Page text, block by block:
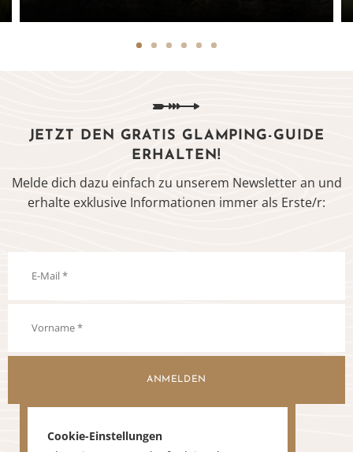
JETZT DEN GRATIS GLAMPING-GUIDE
ERHALTEN!
Melde dich dazu einfach zu unserem Newsletter an und
erhalte exklusive Informationen immer als Erste/r:
ANMELDEN
Cookie-Einstellungen